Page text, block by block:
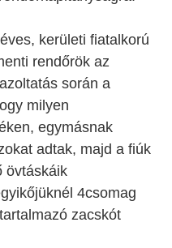
kerületi fiatalkorú
rendőrök az
során a
milyen
egymásnak
adtak, majd a fiúk
övtáskáik
4csomag
zacskót